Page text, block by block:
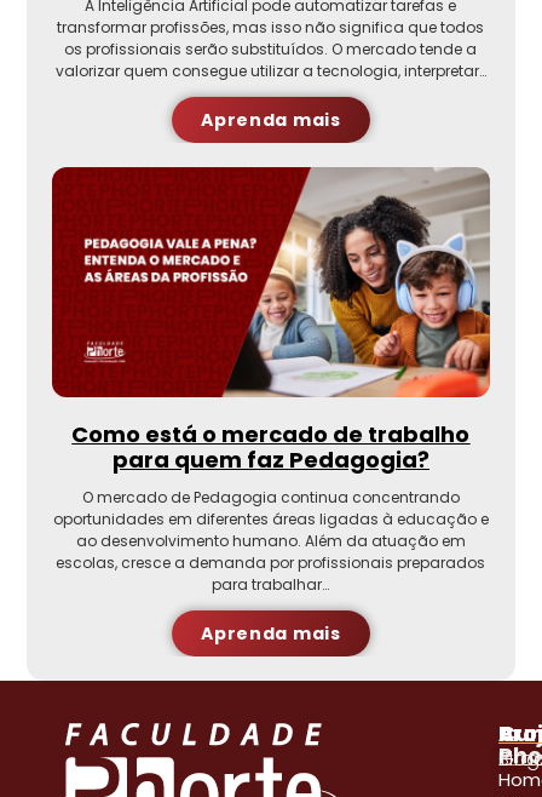
A Inteligência Artificial pode automatizar tarefas e
transformar profissões, mas isso não significa que todos
os profissionais serão substituídos. O mercado tende a
valorizar quem consegue utilizar a tecnologia, interpretar…
Aprenda mais
Como está o mercado de trabalho
para quem faz Pedagogia?
O mercado de Pedagogia continua concentrando
oportunidades em diferentes áreas ligadas à educação e
ao desenvolvimento humano. Além da atuação em
escolas, cresce a demanda por profissionais preparados
para trabalhar…
Aprenda mais
A